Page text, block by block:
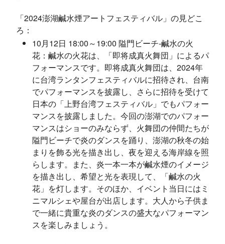
「2024澎湖鹹水煙アートフェスティバル」の見どこ
ろ：
10月12日 18:00～19:00 隘門ビーチ-鹹水の火
花：鹹水の火花は、「即将成真火舞団」によるパ
フォーマンスです。即将成真火舞団は、2024年
に台湾ランタンフェスティバルに招待され、台南
でパフォーマンスを披露し、さらに招待を受けて
日本の「上野台湾フェスティバル」でもパフォー
マンスを披露しました。今回の澎湖でのパフォー
マンスはショーのみならず、火舞団の仲間たちが
隘門ビーチで炎のダンスを踊り、澎湖の秋冬の始
まりを飾る光を描き出し、夜を迎える海岸線を照
らします。また、炎一本一本が鹹水煙のイメージ
を描き出し、希望と光を表現して、「鹹水の火
花」を灯します。そのほか、イベント当日にはミ
ニマルシェや屋台が出店します。大人から子供ま
で一緒に貴重な炎のダンスの盛大なパフォーマン
スを楽しみましょう。